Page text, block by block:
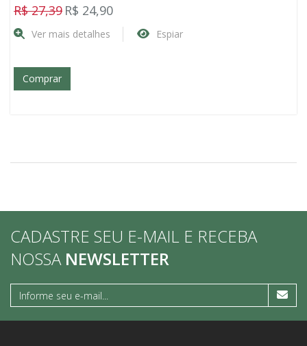
R$ 27,39 R$ 24,90
Ver mais detalhes Espiar
Comprar
CADASTRE SEU E-MAIL E RECEBA
NOSSA NEWSLETTER